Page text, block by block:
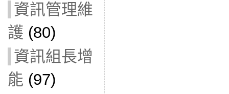
資訊管理維
護 (80)
資訊組長增
能 (97)